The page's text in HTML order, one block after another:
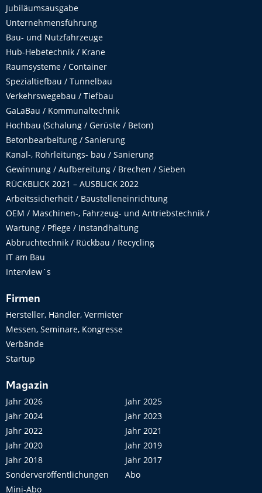
Jubiläumsausgabe
Unternehmensführung
Bau- und Nutzfahrzeuge
Hub-Hebetechnik / Krane
Raumsysteme / Container
Spezialtiefbau / Tunnelbau
Verkehrswegebau / Tiefbau
GaLaBau / Kommunaltechnik
Hochbau (Schalung / Gerüste / Beton)
Betonbearbeitung / Sanierung
Kanal-, Rohrleitungs- bau / Sanierung
Gewinnung / Aufbereitung / Brechen / Sieben
RÜCKBLICK 2021 – AUSBLICK 2022
Arbeitssicherheit / Baustelleneinrichtung
OEM / Maschinen-, Fahrzeug- und Antriebstechnik /
Wartung / Pflege / Instandhaltung
Abbruchtechnik / Rückbau / Recycling
IT am Bau
Interview´s
Firmen
Hersteller, Händler, Vermieter
Messen, Seminare, Kongresse
Verbände
Startup
Magazin
Jahr 2026
Jahr 2025
Jahr 2024
Jahr 2023
Jahr 2022
Jahr 2021
Jahr 2020
Jahr 2019
Jahr 2018
Jahr 2017
Sonderveröffentlichungen
Abo
Mini-Abo